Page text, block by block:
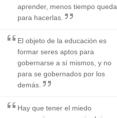
aprender, menos tiempo queda
para hacerlas.
El objeto de la educación es
formar seres aptos para
gobernarse a sí mismos, y no
para se gobernados por los
demás.
Hay que tener el miedo